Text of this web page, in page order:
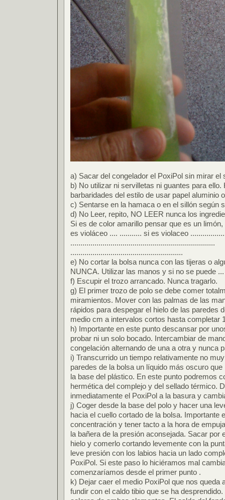
a) Sacar del congelador el PoxiPol sin mirar el
b) No utilizar ni servilletas ni guantes para
barbaridades del estilo de usar papel aluminio
c) Sentarse en la hamaca o en el sillón según
d) No Leer, repito, NO LEER nunca los
Si es de color amarillo pensar que es un
es violáceo .... ........... si es violaceo
........................................................................
........................................................
e) No cortar la bolsa nunca con las tijeras o
NUNCA. Utilizar las manos y si no se puede
f) Escupir el trozo arrancado. Nunca tragarlo.
g) El primer trozo de polo se debe comer
miramientos. Mover con las palmas de las
rápidos para despegar el hielo de las paredes
medio cm a intervalos cortos hasta completar
h) Importante en este punto descansar por
probar ni un solo bocado. Intercambiar de
congelación alternando de una a otra y nunca
i) Transcurrido un tiempo relativamente no
paredes de la bolsa un líquido más oscuro
la base del plástico. En este punto podremos
hermética del complejo y del sellado térmico.
inmediatamente el PoxiPol a la basura y
j) Coger desde la base del polo y hacer una
hacia el cuello cortado de la bolsa. Importante
concentración y tener tacto a la hora de
la bañera de la presión aconsejada. Sacar por
hielo y comerlo cortando levemente con la
leve presión con los labios hacia un lado
PoxiPol. Si este paso lo hiciéramos mal
comenzaríamos desde el primer punto .
k) Dejar caer el medio PoxiPol que nos queda
fundir con el caldo tibio que se ha